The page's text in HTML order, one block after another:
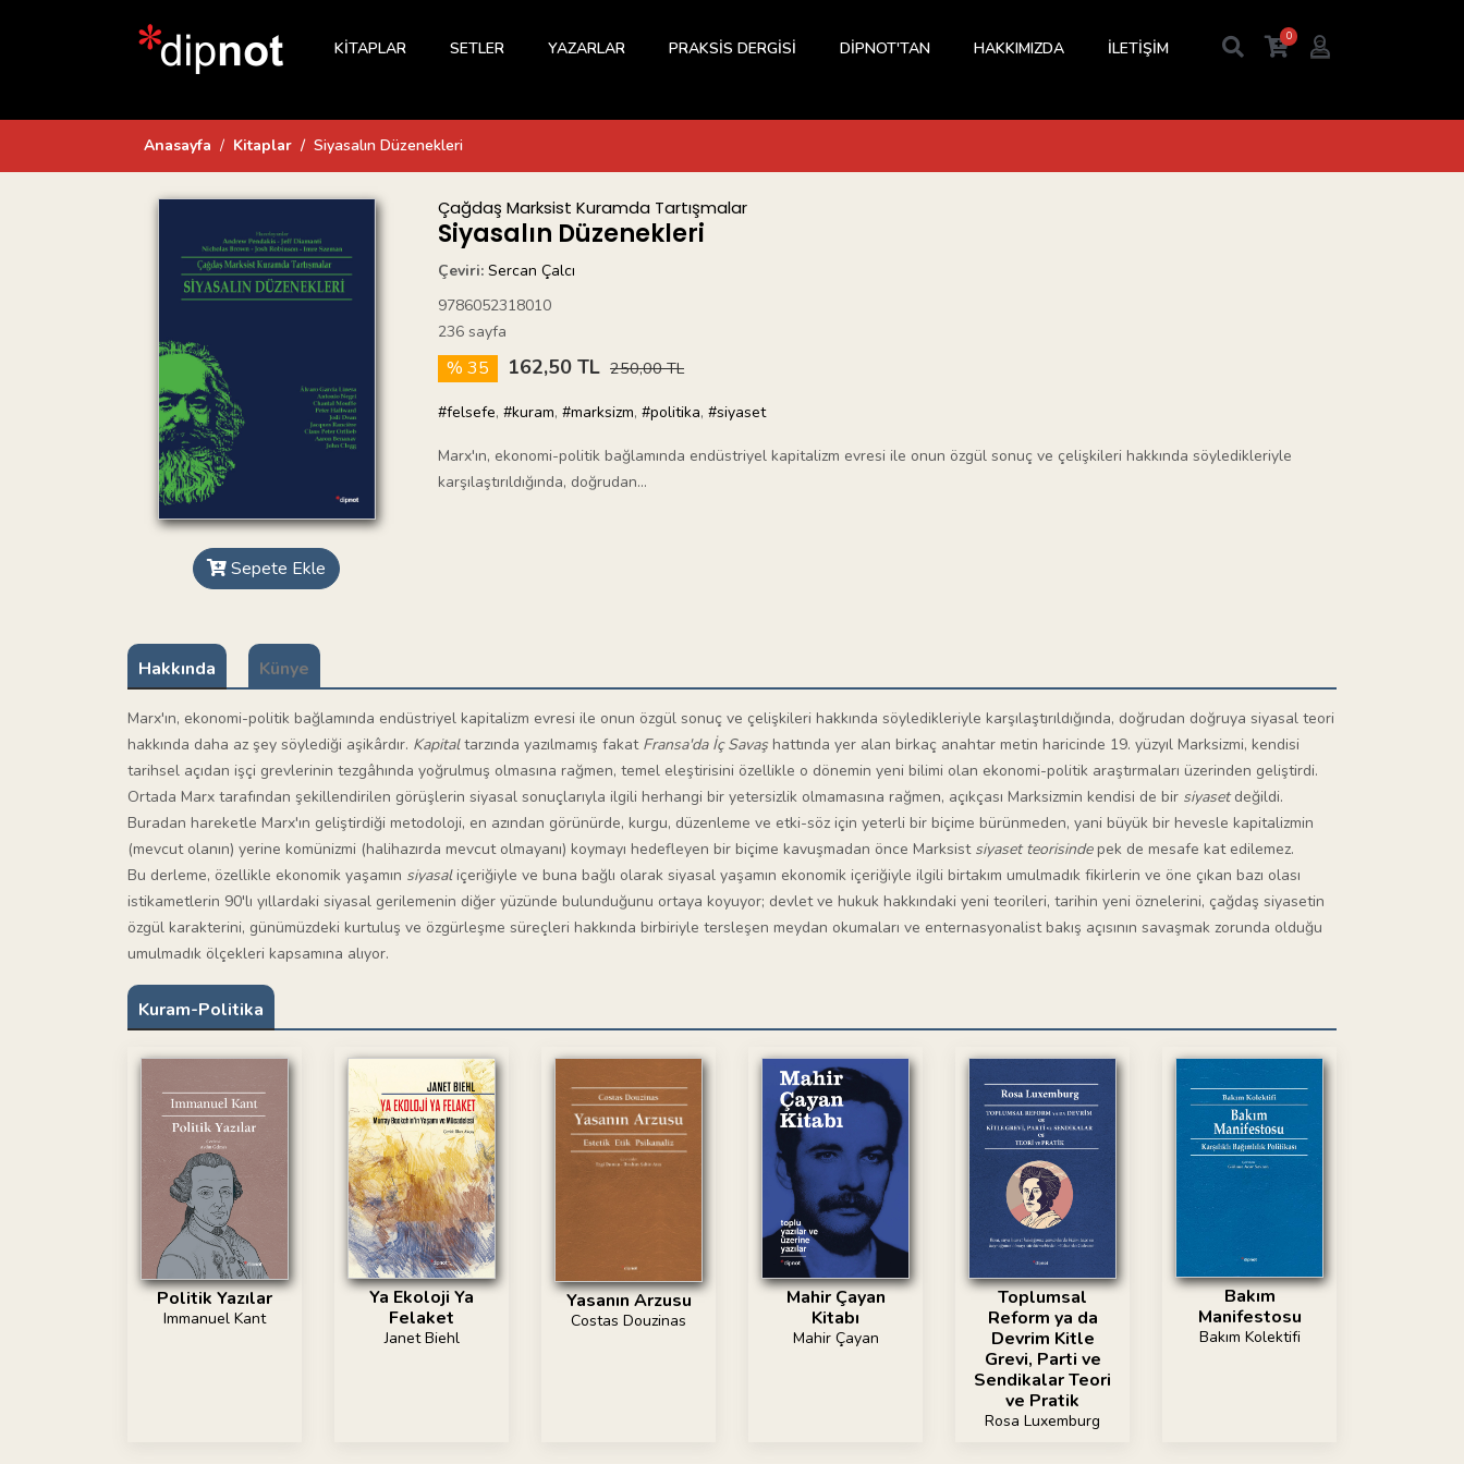
KİTAPLAR SETLER YAZARLAR PRAKSİS DERGİSİ DİPNOT'TAN HAKKIMIZDA İLETİŞİM
0
Anasayfa Kitaplar Siyasalın Düzenekleri
Sepete Ekle
Çağdaş Marksist Kuramda Tartışmalar
Siyasalın Düzenekleri
Çeviri: Sercan Çalcı
9786052318010
236 sayfa
% 35 162,50 TL 250,00 TL
#felsefe, #kuram, #marksizm, #politika, #siyaset
Marx'ın, ekonomi-politik bağlamında endüstriyel kapitalizm evresi ile onun özgül sonuç ve çelişkileri hakkında söyledikleriyle
karşılaştırıldığında, doğrudan...
Hakkında Künye
Marx'ın, ekonomi-politik bağlamında endüstriyel kapitalizm evresi ile onun özgül sonuç ve çelişkileri hakkında söyledikleriyle karşılaştırıldığında, doğrudan doğruya siyasal teori
hakkında daha az şey söylediği aşikârdır. Kapitaltarzında yazılmamış fakat Fransa'da İç Savaş hattında yer alan birkaç anahtar metin haricinde 19. yüzyıl Marksizmi, kendisi
tarihsel açıdan işçi grevlerinin tezgâhında yoğrulmuş olmasına rağmen, temel eleştirisini özellikle o dönemin yeni bilimi olan ekonomi-politik araştırmaları üzerinden geliştirdi.
Ortada Marx tarafından şekillendirilen görüşlerin siyasal sonuçlarıyla ilgili herhangi bir yetersizlik olmamasına rağmen, açıkçası Marksizmin kendisi de bir siyasetdeğildi.
Buradan hareketle Marx'ın geliştirdiği metodoloji, en azından görünürde, kurgu, düzenleme ve etki-söz için yeterli bir biçime bürünmeden, yani büyük bir hevesle kapitalizmin
(mevcut olanın) yerine komünizmi (halihazırda mevcut olmayanı) koymayı hedefleyen bir biçime kavuşmadan önce Marksist siyaset teorisindepek de mesafe kat edilemez.
Bu derleme, özellikle ekonomik yaşamın siyasaliçeriğiyle ve buna bağlı olarak siyasal yaşamın ekonomik içeriğiyle ilgili birtakım umulmadık fikirlerin ve öne çıkan bazı olası
istikametlerin 90'lı yıllardaki siyasal gerilemenin diğer yüzünde bulunduğunu ortaya koyuyor; devlet ve hukuk hakkındaki yeni teorileri, tarihin yeni öznelerini, çağdaş siyasetin
özgül karakterini, günümüzdeki kurtuluş ve özgürleşme süreçleri hakkında birbiriyle tersleşen meydan okumaları ve enternasyonalist bakış açısının savaşmak zorunda olduğu
umulmadık ölçekleri kapsamına alıyor.
Kuram-Politika
Politik Yazılar
Immanuel Kant
Ya Ekoloji Ya
Felaket
Janet Biehl
Yasanın Arzusu
Costas Douzinas
Mahir Çayan
Kitabı
Mahir Çayan
Toplumsal
Reform ya da
Devrim Kitle
Grevi, Parti ve
Sendikalar Teori
ve Pratik
Rosa Luxemburg
Bakım
Manifestosu
Bakım Kolektifi